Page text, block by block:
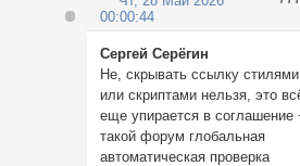
00:00:44
Сергей Серёгин
Не, скрывать ссылку стилями
или скриптами нельзя, это
еще упирается в соглашение
такой форум глобальная
автоматическая проверка